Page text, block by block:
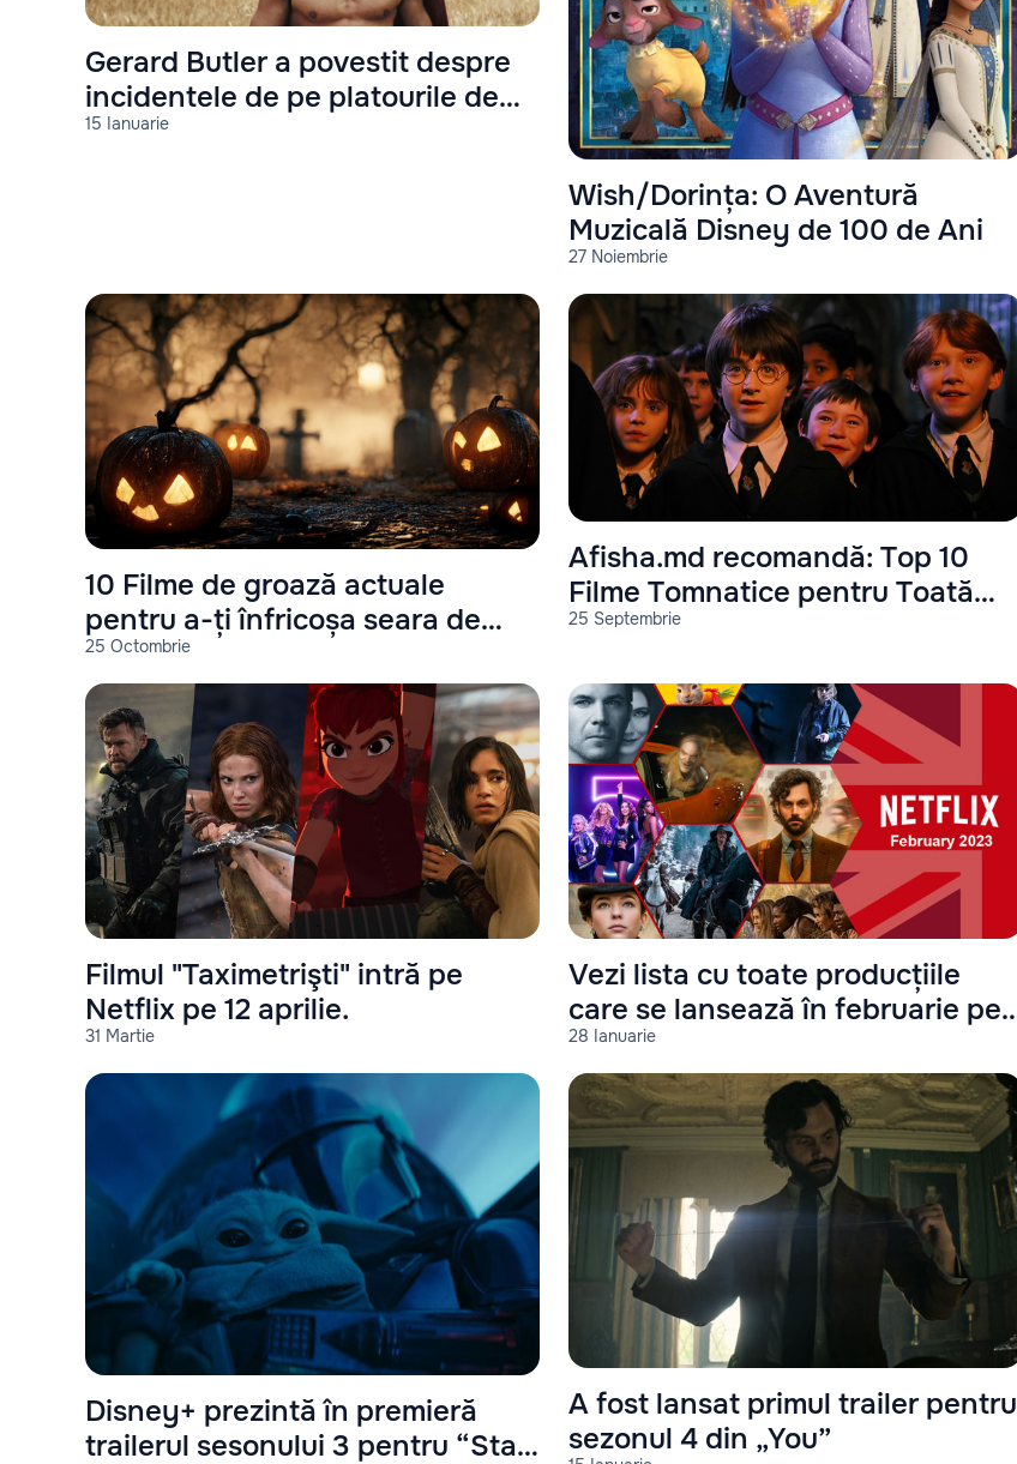
15 Ianuarie
Gerard Butler a povestit despre
incidentele de pe platourile de
filmare
27 Noiembrie
Wish/Dorința: O Aventură
Muzicală Disney de 100 de Ani
25 Octombrie
10 Filme de groază actuale
pentru a-ți înfricoșa seara de
Halloween
25 Septembrie
Afisha.md recomandă: Top 10
Filme Tomnatice pentru Toată
Familia
31 Martie
Filmul "Taximetrişti" intră pe
Netflix pe 12 aprilie.
28 Ianuarie
Vezi lista cu toate producțiile
care se lansează în februarie pe
Netflix
Disney+ prezintă în premieră
trailerul sesonului 3 pentru “Star
A fost lansat primul trailer pentru
sezonul 4 din „You”